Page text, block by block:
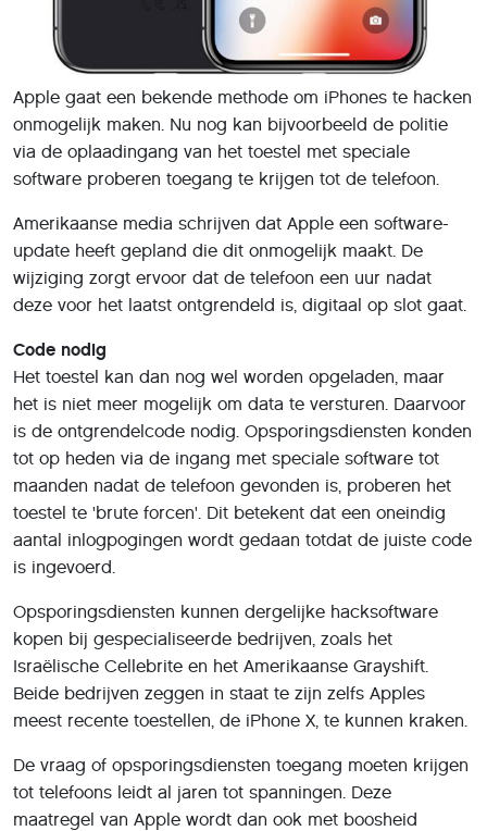
Apple gaat een bekende methode om iPhones te hacken
onmogelijk maken. Nu nog kan bijvoorbeeld de politie
via de oplaadingang van het toestel met speciale
software proberen toegang te krijgen tot de telefoon.
Amerikaanse media schrijven dat Apple een software-
update heeft gepland die dit onmogelijk maakt. De
wijziging zorgt ervoor dat de telefoon een uur nadat
deze voor het laatst ontgrendeld is, digitaal op slot gaat.
Code nodig
Het toestel kan dan nog wel worden opgeladen, maar
het is niet meer mogelijk om data te versturen. Daarvoor
is de ontgrendelcode nodig. Opsporingsdiensten konden
tot op heden via de ingang met speciale software tot
maanden nadat de telefoon gevonden is, proberen het
toestel te 'brute forcen'. Dit betekent dat een oneindig
aantal inlogpogingen wordt gedaan totdat de juiste code
is ingevoerd.
Opsporingsdiensten kunnen dergelijke hacksoftware
kopen bij gespecialiseerde bedrijven, zoals het
Israëlische Cellebrite en het Amerikaanse Grayshift.
Beide bedrijven zeggen in staat te zijn zelfs Apples
meest recente toestellen, de iPhone X, te kunnen kraken.
De vraag of opsporingsdiensten toegang moeten krijgen
tot telefoons leidt al jaren tot spanningen. Deze
maatregel van Apple wordt dan ook met boosheid